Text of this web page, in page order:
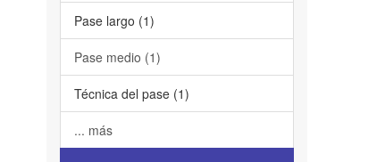
Pase largo (1)
Pase medio (1)
Técnica del pase (1)
... más